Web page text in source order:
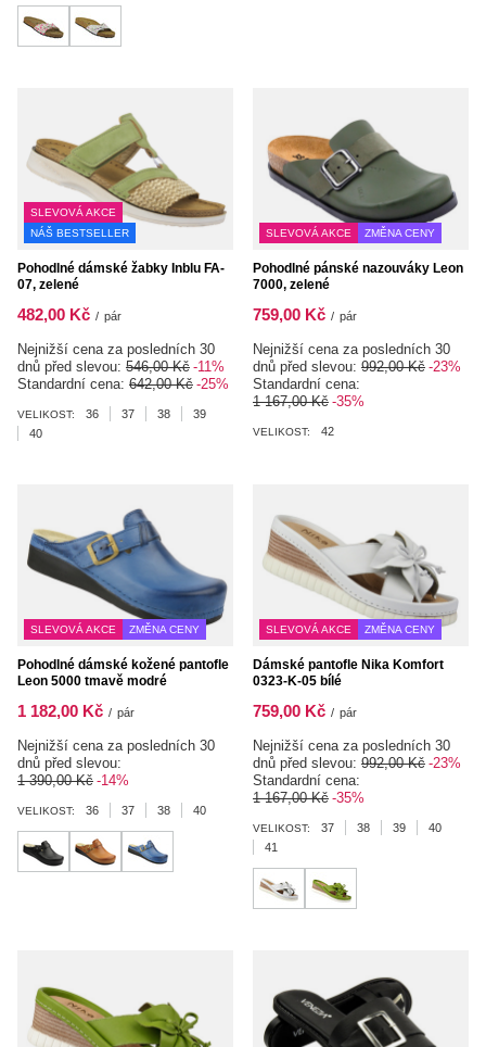
SLEVOVÁ AKCE
NÁŠ BESTSELLER
Pohodlné dámské žabky Inblu FA-
07, zelené
482,00 Kč / pár
Nejnižší cena za posledních 30
dnů před slevou: 546,00 Kč -11%
Standardní cena: 642,00 Kč -25%
VELIKOST: 36 37 38
39
40
SLEVOVÁ AKCE ZMĚNA CENY
Pohodlné pánské nazouváky Leon
7000, zelené
759,00 Kč / pár
Nejnižší cena za posledních 30
dnů před slevou: 992,00 Kč -23%
Standardní cena:
1 167,00 Kč -35%
VELIKOST: 42
SLEVOVÁ AKCE ZMĚNA CENY
Pohodlné dámské kožené pantofle
Leon 5000 tmavě modré
1 182,00 Kč / pár
Nejnižší cena za posledních 30
dnů před slevou:
1 390,00 Kč -14%
VELIKOST: 36 37 38 40
SLEVOVÁ AKCE ZMĚNA CENY
Dámské pantofle Nika Komfort
0323-K-05 bílé
759,00 Kč / pár
Nejnižší cena za posledních 30
dnů před slevou: 992,00 Kč -23%
Standardní cena:
1 167,00 Kč -35%
VELIKOST: 37 38 39
40
41